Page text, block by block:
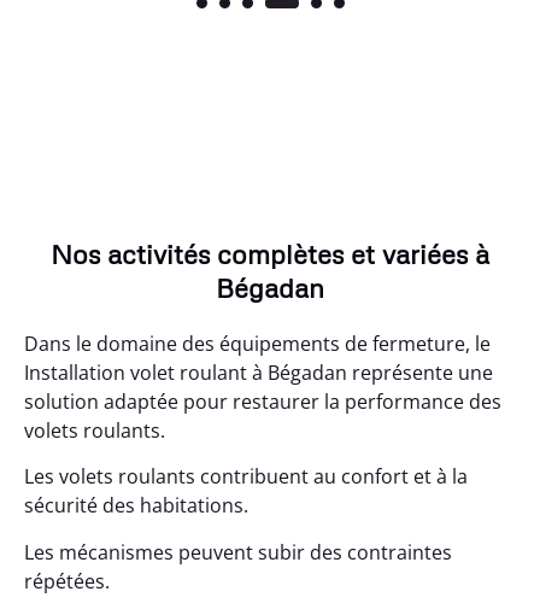
Nos activités complètes et variées à
Bégadan
Dans le domaine des équipements de fermeture, le
Installation volet roulant à Bégadan représente une
solution adaptée pour restaurer la performance des
volets roulants.
Les volets roulants contribuent au confort et à la
sécurité des habitations.
Les mécanismes peuvent subir des contraintes
répétées.